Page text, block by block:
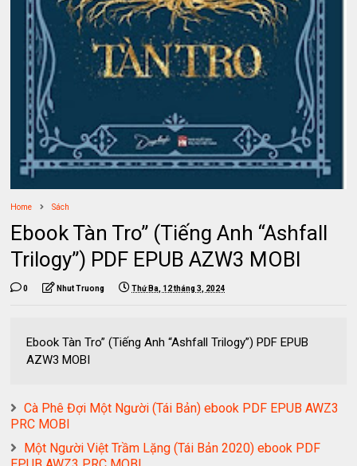
Home Sách
Ebook Tàn Tro” (Tiếng Anh “Ashfall
Trilogy”) PDF EPUB AZW3 MOBI
0 Nhut Truong Thứ Ba, 12 tháng 3, 2024
Ebook Tàn Tro” (Tiếng Anh “Ashfall Trilogy”) PDF EPUB
AZW3 MOBI
Cà Phê Đợi Một Người (Tái Bản) ebook PDF EPUB AWZ3
PRC MOBI
Một Người Việt Trầm Lặng (Tái Bản 2020) ebook PDF